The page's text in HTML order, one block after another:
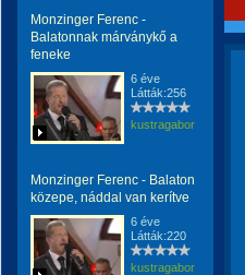
Monzinger Ferenc -
Balatonnak márványkő a
feneke
6 éve
Látták:256
kustragabor
Monzinger Ferenc - Balaton
közepe, náddal van kerítve
6 éve
Látták:220
kustragabor